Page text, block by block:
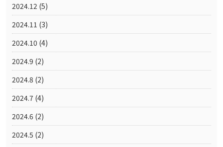
2024.12 (5)
2024.11 (3)
2024.10 (4)
2024.9 (2)
2024.8 (2)
2024.7 (4)
2024.6 (2)
2024.5 (2)